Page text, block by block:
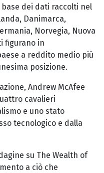
dei dati raccolti nel
Danimarca,
Norvegia, Nuova
figurano in
a reddito medio più
posizione.
Andrew McAfee
cavalieri
e uno stato
tecnologico e dalla
su The Wealth of
a ciò che